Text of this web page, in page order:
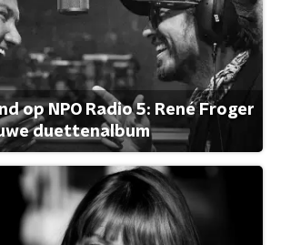
op NPO Radio 5: René Froger
duettenalbum